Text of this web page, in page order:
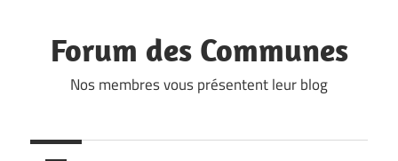
content
Forum des Communes
Nos membres vous présentent leur blog